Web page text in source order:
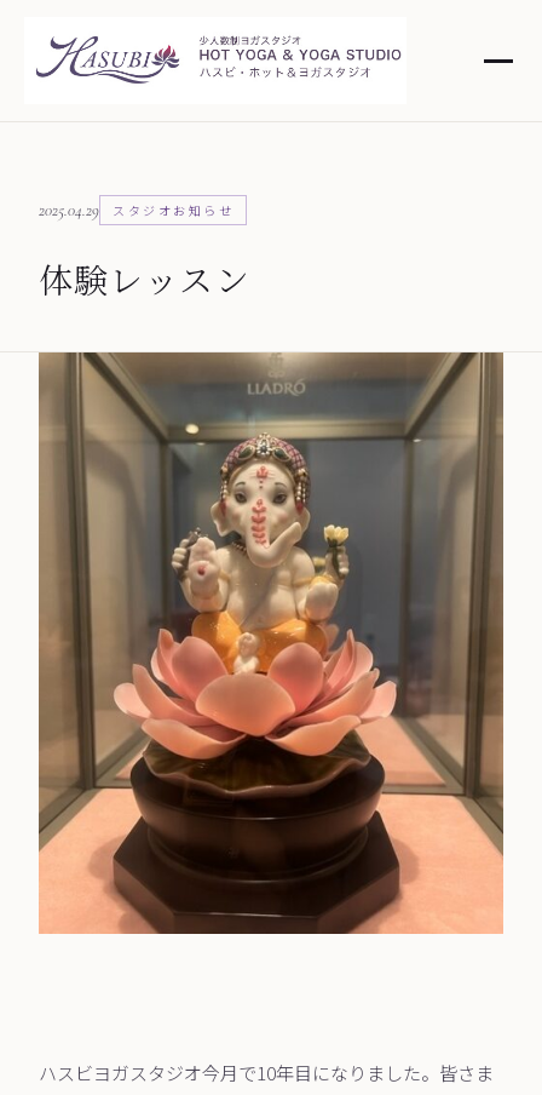
2025.04.29 スタジオお知らせ
体験レッスン
ハスビヨガスタジオ今月で10年目になりました。皆さま